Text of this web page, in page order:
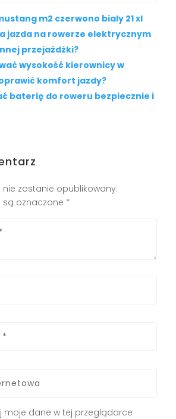
m2 czerwono bialy 21 xl
jazda na rowerze elektrycznym
przejażdżki?
wysokość kierownicy w
komfort jazdy?
baterię do roweru bezpiecznie i
zostanie opublikowany.
oznaczone *
moje dane w tej przeglądarce